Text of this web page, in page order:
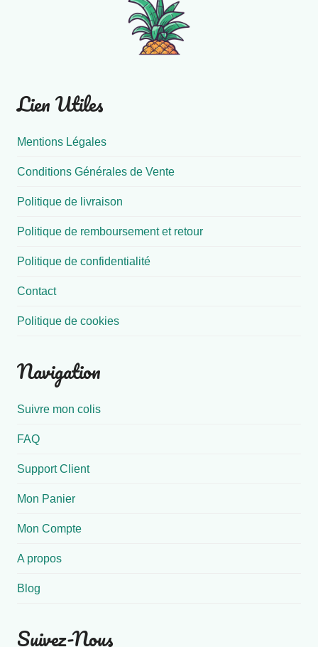
Lien Utiles
Mentions Légales
Conditions Générales de Vente
Politique de livraison
Politique de remboursement et retour
Politique de confidentialité
Contact
Politique de cookies
Navigation
Suivre mon colis
FAQ
Support Client
Mon Panier
Mon Compte
A propos
Blog
Suivez-Nous